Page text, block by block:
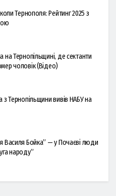
Тернополя: Рейтинг 2025 з
Тернопільщині, де сектанти
чоловік (Відео)
Тернопільщини вивів НАБУ на
Василя Бойка” — у Почаєві люди
народу”